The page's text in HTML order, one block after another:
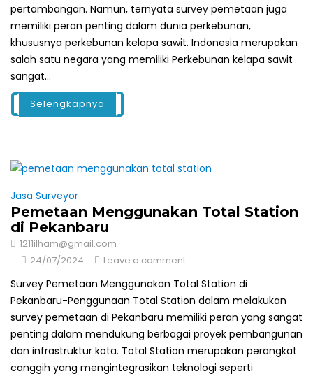
pertambangan. Namun, ternyata survey pemetaan juga
memiliki peran penting dalam dunia perkebunan,
khususnya perkebunan kelapa sawit. Indonesia merupakan
salah satu negara yang memiliki Perkebunan kelapa sawit
sangat...
Selengkapnya
Jasa Surveyor
Pemetaan Menggunakan Total Station
di Pekanbaru
1211ilham@gmail.com
24/07/2024
Leave a comment
Survey Pemetaan Menggunakan Total Station di
Pekanbaru-Penggunaan Total Station dalam melakukan
survey pemetaan di Pekanbaru memiliki peran yang sangat
penting dalam mendukung berbagai proyek pembangunan
dan infrastruktur kota. Total Station merupakan perangkat
canggih yang mengintegrasikan teknologi seperti